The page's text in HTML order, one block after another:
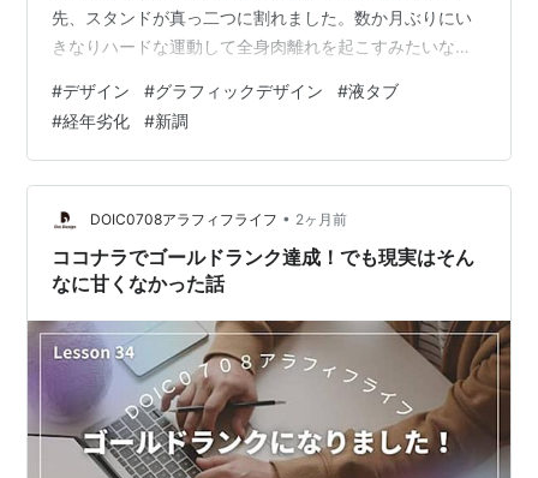
先、スタンドが真っ二つに割れました。数か月ぶりにい
きなりハードな運動して全身肉離れを起こすみたいな感
つ4～5年ほど使い込みましたが、新調の時がやってきた
ようです。次はプラスチック製ではなく、もっと丈夫な
スタンドにしてみよう。 Amazonのダークパターンはど
うにかならぬものか。 ランキング参加中イラスト
#デザイン #グラフィックデザイン #液タブ
#経年劣化 #新調
DOIC0708アラフィフライフ • 2ヶ月前
ココナラでゴールドランク達成！でも現実はそん
なに甘くなかった話